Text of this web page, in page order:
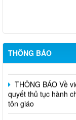
THÔNG BÁO
Thông báo về việc
THÔNG BÁO Về
quyết thủ tục hành
tôn giáo